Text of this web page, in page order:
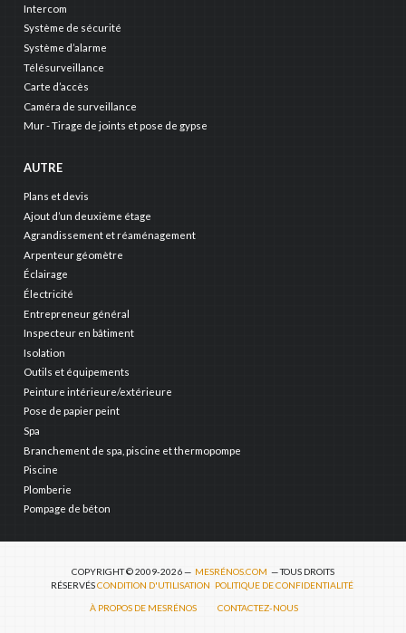
Intercom
Système de sécurité
Système d’alarme
Télésurveillance
Carte d’accès
Caméra de surveillance
Mur - Tirage de joints et pose de gypse
AUTRE
Plans et devis
Ajout d’un deuxième étage
Agrandissement et réaménagement
Arpenteur géomètre
Éclairage
Électricité
Entrepreneur général
Inspecteur en bâtiment
Isolation
Outils et équipements
Peinture intérieure/extérieure
Pose de papier peint
Spa
Branchement de spa, piscine et thermopompe
Piscine
Plomberie
Pompage de béton
COPYRIGHT © 2009-2026 — MESRÉNOS.COM — TOUS DROITS
RÉSERVÉS CONDITION D'UTILISATION POLITIQUE DE CONFIDENTIALITÉ
À PROPOS DE MESRÉNOS CONTACTEZ-NOUS